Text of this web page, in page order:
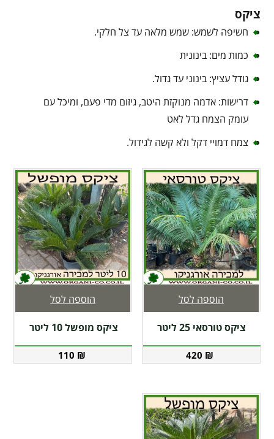
ציקס
חשיפה לשמש: שמש מלאה עד צל חלקי.
כמות מים: בינונית
גודל עציץ: בינוני עד גדול.
דרישות: אדמה מנוקזת היטב, גיזום מדי פעם, ומיכל עם
עומק הצמח גדל לאט
צמח דמויי דקל ולא קשה לגידול.
ציקס טורסאי 25 ליטר
420 ₪
הוספה לסל
ציקס מופשל 10 ליטר
110 ₪
הוספה לסל